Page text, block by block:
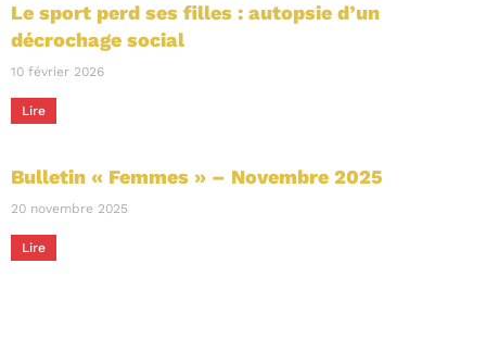
Le sport perd ses filles : autopsie d’un
décrochage social
10 février 2026
Lire
Bulletin « Femmes » – Novembre 2025
20 novembre 2025
Lire